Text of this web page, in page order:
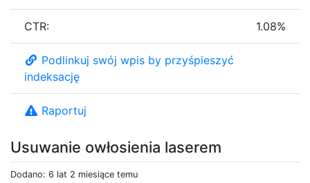
Usuwanie owłosienia laserem
Dodano: 6 lat 2 miesiące temu
CTR: 1.08%
Podlinkuj swój wpis by przyśpieszyć
indeksację
Raportuj